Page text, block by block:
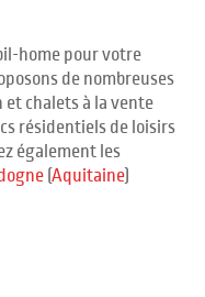
home pour votre
de nombreuses
et chalets à la vente
résidentiels de loisirs
également les
(Aquitaine)